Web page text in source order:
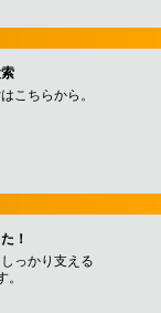
こちらから。
！
っかり支える